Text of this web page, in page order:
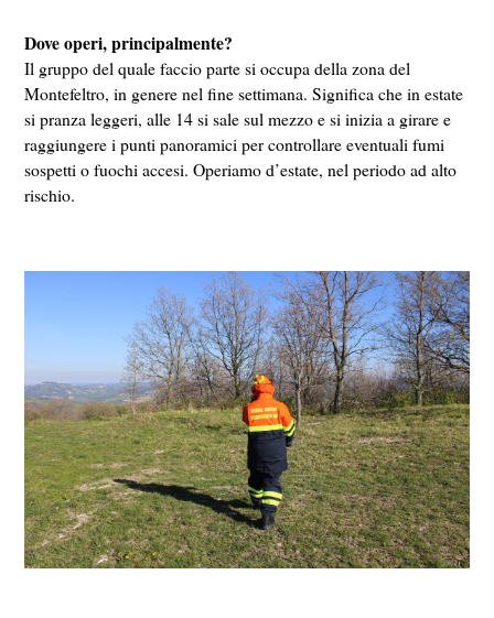
Dove operi, principalmente?
Il gruppo del quale faccio parte si occupa della zona del
Montefeltro, in genere nel fine settimana. Significa che in estate
si pranza leggeri, alle 14 si sale sul mezzo e si inizia a girare e
raggiungere i punti panoramici per controllare eventuali fumi
sospetti o fuochi accesi. Operiamo d’estate, nel periodo ad alto
rischio.